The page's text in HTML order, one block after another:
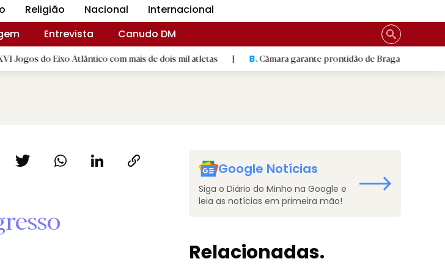
Religião Nacional
Internacional
Entrevista
Canudo DM
Eixo Atlântico com mais de dois mil atletas | B.Câmara garante prontidão de Braga no resgate animal
Google Notícias
Siga o Diário do Minho na Google e
leia as notícias em primeira mão!
Relacionadas.